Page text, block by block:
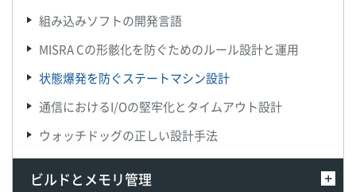
組み込みソフトの開発言語
MISRA Cの形骸化を防ぐためのルール設計と運用
状態爆発を防ぐステートマシン設計
通信におけるI/Oの堅牢化とタイムアウト設計
ウォッチドッグの正しい設計手法
ビルドとメモリ管理